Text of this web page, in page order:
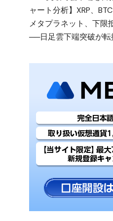
ャート分析】XRP、
メタプラネット、下限
──日足雲下端突破が